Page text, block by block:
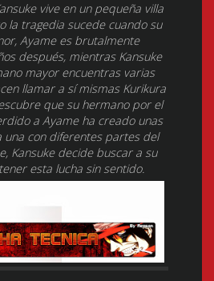
vive en un pequeña villa
la tragedia sucede cuando su
Ayame es brutalmente
después, mientras Kansuke
mayor encuentras varias
llamar a sí mismas Kurikura
que su hermano por el
a Ayame ha creado unas
una con diferentes partes del
Kansuke decide buscar a su
esta lucha sin sentido.